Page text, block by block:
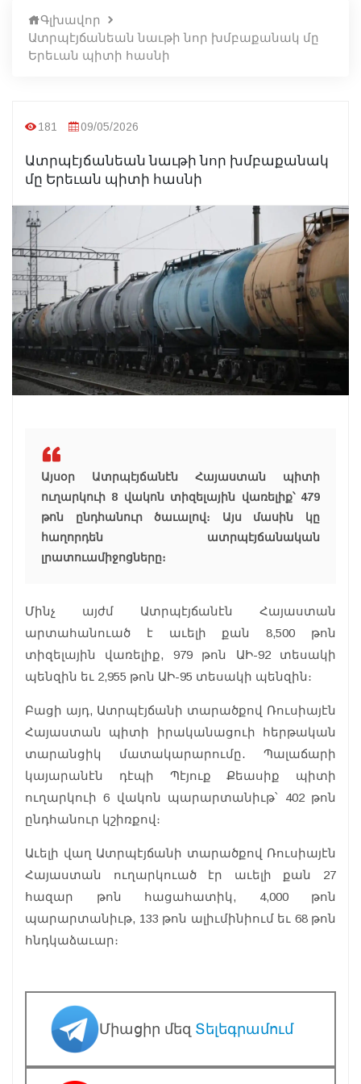
Գլխավոր
Ատրպէյճանեան նաւթի նոր խմբաքանակ մը
Երեւան պիտի հասնի
181 09/05/2026
Ատրպէյճանեան նաւթի նոր խմբաքանակ
մը Երեւան պիտի հասնի
Այսօր Ատրպէյճանէն Հայաստան պիտի
ուղարկուի 8 վակոն տիզելային վառելիք՝ 479
թոն ընդհանուր ծաւալով։ Այս մասին կը
հաղորդեն ատրպէյճանական
լրատուամիջոցները։
Մինչ այժմ Ատրպէյճանէն Հայաստան
արտահանուած է աւելի քան 8,500 թոն
տիզելային վառելիք, 979 թոն ԱԻ-92 տեսակի
պենզին եւ 2,955 թոն ԱԻ-95 տեսակի պենզին։
Բացի այդ, Ատրպէյճանի տարածքով Ռուսիայէն
Հայաստան պիտի իրականացուի հերթական
տարանցիկ մատակարարումը․ Պալաճարի
կայարանէն դէպի Պէյուք Քեասիք պիտի
ուղարկուի 6 վակոն պարարտանիւթ՝ 402 թոն
ընդհանուր կշիռքով։
Աւելի վաղ Ատրպէյճանի տարածքով Ռուսիայէն
Հայաստան ուղարկուած էր աւելի քան 27
հազար թոն հացահատիկ, 4,000 թոն
պարարտանիւթ, 133 թոն ալիւմինիում եւ 68 թոն
հնդկաձաւար։
Միացիր մեզ Տելեգրամում